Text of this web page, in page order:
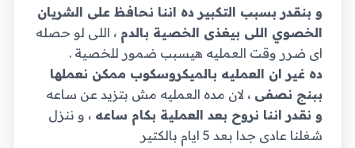
و بنقدر بسبب التكبير ده اننا نحافظ على الشريان
الخصوي اللى بيغذى الخصية بالدم ، اللى لو حصله
اى ضرر وقت العمليه هيسبب ضمور للخصية .
ده غير ان العمليه بالميكروسكوب ممكن نعملها
ببنج نصفى ، لان مده العمليه مش بتزيد عن ساعه
و نقدر اننا نروح بعد العملية بكام ساعه ، و ننزل
شغلنا عادى جدا بعد 5 ايام بالكتير